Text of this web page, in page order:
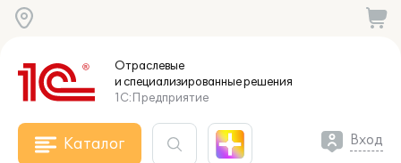
Отраслевые
и специализированныерешения
1С:Предприятие
Каталог Вход